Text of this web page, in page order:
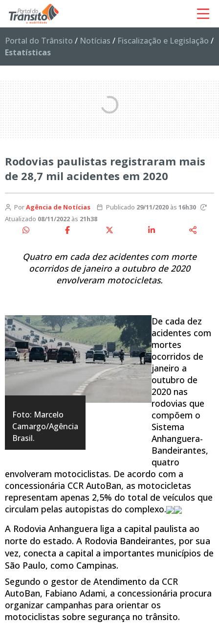
Portal do Trânsito / Notícias / Fiscalização e Legislação /
Estatísticas
Rodovias paulistas registraram mais
de 28,7 mil acidentes em 2020
PorAgência de Notícias Publicado 29/11/2020às 16h30
Atualizado 08/11/2022 às 21h38
Quatro em cada dez acidentes com morte
ocorridos de janeiro a outubro de 2020
envolveram motocicletas.
Foto: Marcelo
Camargo/Agência
Brasil.
De cada dez
acidentes com
mortes
ocorridos de
janeiro a
outubro de
2020 nas
rodovias que
compõem o
Sistema
Anhanguera-
Bandeirantes,
quatro
envolveram motociclistas. De acordo com a
concessionária CCR AutoBan, as motocicletas
representam apenas 2,5% do total de veículos que
circulam pelas autopistas do complexo.
A Rodovia Anhanguera liga a capital paulista ao
norte do estado. A Rodovia Bandeirantes, por sua
vez, conecta a capital a importantes municípios de
São Paulo, como Campinas.
Segundo o gestor de Atendimento da CCR
AutoBan, Fabiano Adami, a concessionária procura
organizar campanhas para orientar os
motociclistas sobre segurança no trânsito.